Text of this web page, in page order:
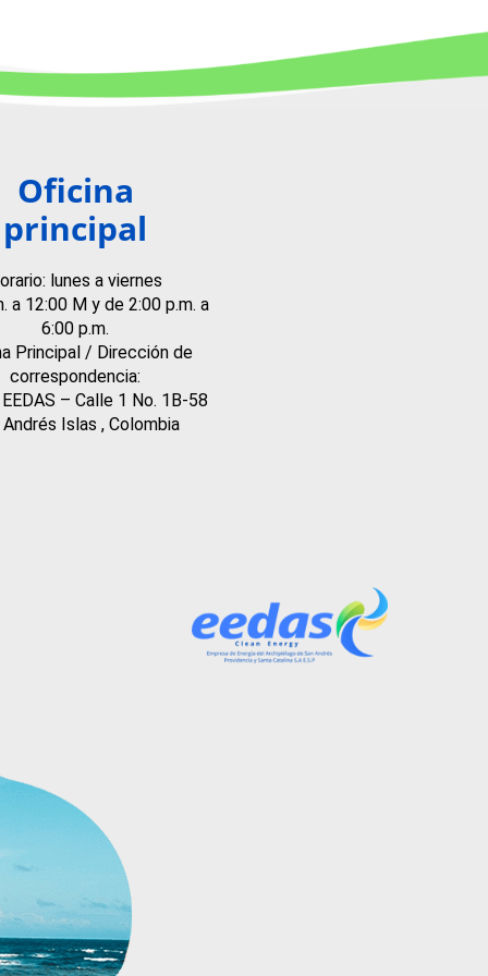
Oficina
principal
lunes a viernes
a 12:00 M y de 2:00 p.m. a
6:00 p.m.
Principal / Dirección de
correspondencia:
– Calle 1 No. 1B-58
Andrés Islas , Colombia